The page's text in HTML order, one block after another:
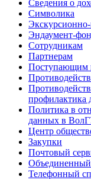
Сведения о
Символика
Эндаумент-
Сотрудникам
Партнерам
Поступающим
профилактика
Политика в
данных в
Центр
Закупки
Почтовый
Объединенный
Телефонный